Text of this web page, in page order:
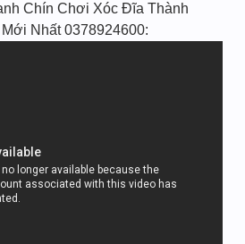
Chín Chơi Xóc Đĩa Thành
Nhất 0378924600: